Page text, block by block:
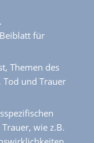
für
Themen des
Tod und Trauer
wie z.B.